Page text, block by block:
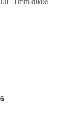
11mm dikke